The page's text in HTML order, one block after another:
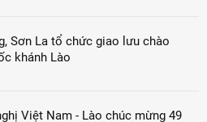
Sơn La tổ chức giao lưu chào
khánh Lào
Việt Nam - Lào chúc mừng 49